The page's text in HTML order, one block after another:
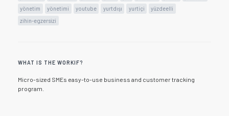
yönetim
yönetimi youtube yurtdışı yurtiçi
yüzdeelli
zihin-egzersizi
WHAT IS THE WORKIF?
Micro-sized SMEs easy-to-use business and customer tracking
program.